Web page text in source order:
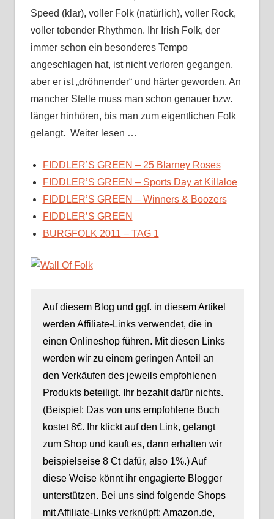
Speed (klar), voller Folk (natürlich), voller Rock,
voller tobender Rhythmen. Ihr Irish Folk, der
immer schon ein besonderes Tempo
angeschlagen hat, ist nicht verloren gegangen,
aber er ist „dröhnender“ und härter geworden. An
mancher Stelle muss man schon genauer bzw.
länger hinhören, bis man zum eigentlichen Folk
gelangt. Weiter lesen …
FIDDLER’S GREEN – 25 Blarney Roses
FIDDLER’S GREEN – Sports Day at Killaloe
FIDDLER’S GREEN – Winners & Boozers
FIDDLER’S GREEN
BURGFOLK 2011 – TAG 1
Auf diesem Blog und ggf. in diesem Artikel
werden Affiliate-Links verwendet, die in
einen Onlineshop führen. Mit diesen Links
werden wir zu einem geringen Anteil an
den Verkäufen des jeweils empfohlenen
Produkts beteiligt. Ihr bezahlt dafür nichts.
(Beispiel: Das von uns empfohlene Buch
kostet 8€. Ihr klickt auf den Link, gelangt
zum Shop und kauft es, dann erhalten wir
beispielseise 8 Ct dafür, also 1%.) Auf
diese Weise könnt ihr engagierte Blogger
unterstützen. Bei uns sind folgende Shops
mit Affiliate-Links verknüpft: Amazon.de,